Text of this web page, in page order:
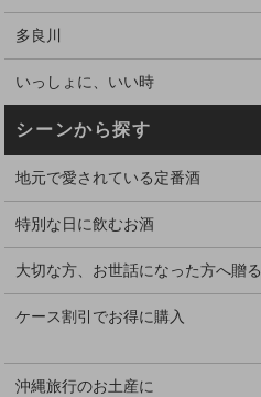
多良川
いっしょに、いい時
シーンから探す
地元で愛されている定番酒
特別な日に飲むお酒
大切な方、お世話になった方へ贈る
ケース割引でお得に購入
沖縄旅行のお土産に